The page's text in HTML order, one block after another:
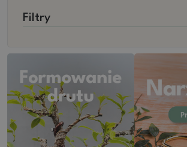
Filtry